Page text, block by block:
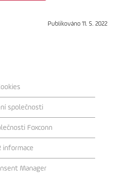
Publikováno 11. 5. 2022
společnosti
Foxconn
informace
Manager